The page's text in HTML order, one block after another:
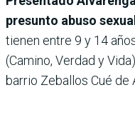
presunto abuso
tienen entre 9 y 14
(Camino, Verdad y
barrio Zeballos Cué de